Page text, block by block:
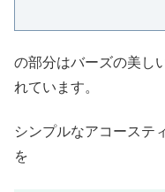
の部分はバーズの美し
れています。
シンプルなアコーステ
を